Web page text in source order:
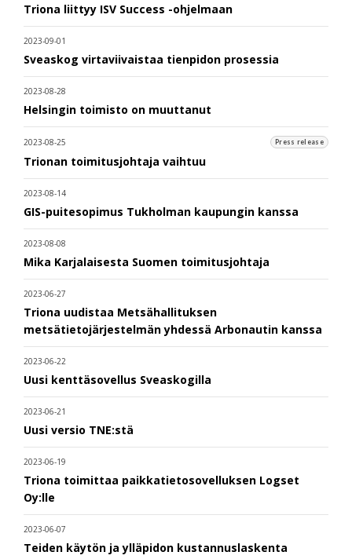
Triona liittyy ISV Success -ohjelmaan
2023-09-01
Sveaskog virtaviivaistaa tienpidon prosessia
2023-08-28
Helsingin toimisto on muuttanut
2023-08-25 Press release
Trionan toimitusjohtaja vaihtuu
2023-08-14
GIS-puitesopimus Tukholman kaupungin kanssa
2023-08-08
Mika Karjalaisesta Suomen toimitusjohtaja
2023-06-27
Triona uudistaa Metsähallituksen
metsätietojärjestelmän yhdessä Arbonautin kanssa
2023-06-22
Uusi kenttäsovellus Sveaskogilla
2023-06-21
Uusi versio TNE:stä
2023-06-19
Triona toimittaa paikkatietosovelluksen Logset
Oy:lle
2023-06-07
Teiden käytön ja ylläpidon kustannuslaskenta